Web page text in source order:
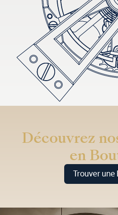
Découvrez
en
Trouver une